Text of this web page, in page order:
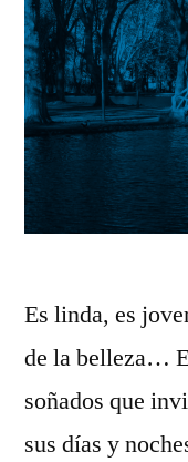
Es linda, es
de la belleza…
soñados que
sus días y